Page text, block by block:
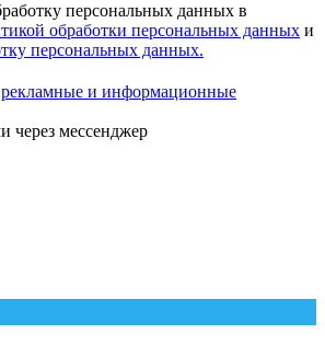
персональных данных в
обработки персональных данных и
персональных данных.
рекламные и информационные
через мессенджер